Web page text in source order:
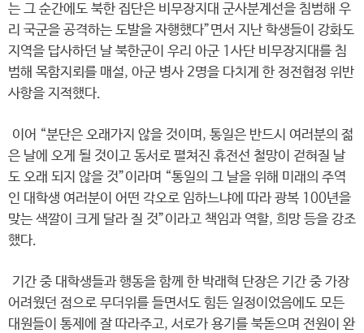
는 그 순간에도 북한 집단은 비무장지대 군사분계선을 침범해 우
리 국군을 공격하는 도발을 자행했다”면서 지난 학생들이 강화도
지역을 답사하던 날 북한군이 우리 아군 1사단 비무장지대를 침
범해 목함지뢰를 매설, 아군 병사 2명을 다치게 한 정전협정 위반
사항을 지적했다.
이어 “분단은 오래가지 않을 것이며, 통일은 반드시 여러분의 젊
은 날에 오게 될 것이고 동서로 펼쳐진 휴전선 철망이 걷혀질 날
도 오래 되지 않을 것”이라며 “통일의 그 날을 위해 미래의 주역
인 대학생 여러분이 어떤 각오로 임하느냐에 따라 광복 100년을
맞는 색깔이 크게 달라 질 것”이라고 책임과 역할, 희망 등을 강조
했다.
기간 중 대학생들과 행동을 함께 한 박래혁 단장은 기간 중 가장
어려웠던 점으로 무더위를 들면서도 힘든 일정이었음에도 모든
대원들이 통제에 잘 따라주고, 서로가 용기를 북돋으며 전원이 완